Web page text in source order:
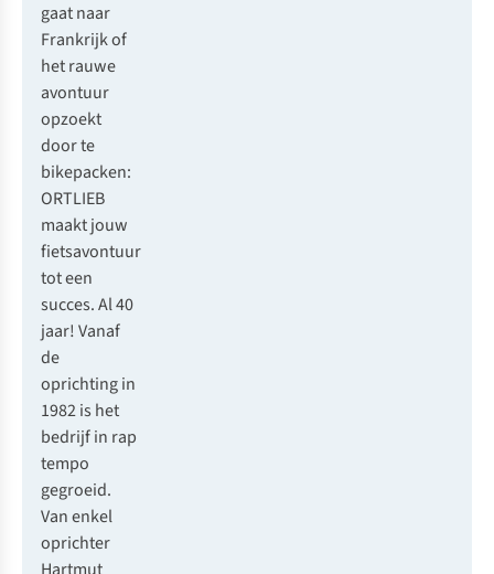
gaat naar
Frankrijk of
het rauwe
avontuur
opzoekt
door te
bikepacken:
ORTLIEB
maakt jouw
fietsavontuur
tot een
succes. Al 40
jaar! Vanaf
de
oprichting in
1982 is het
bedrijf in rap
tempo
gegroeid.
Van enkel
oprichter